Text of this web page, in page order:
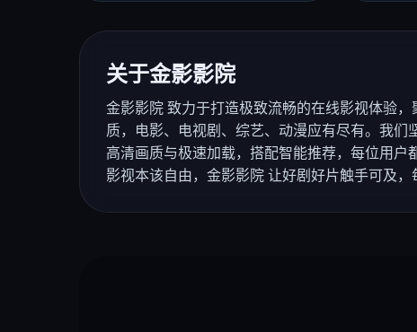
关于金影影院
金影影院 致力于打造极致流畅的在线影视体验
质，电影、电视剧、综艺、动漫应有尽有。我们
高清画质与极速加载，搭配智能推荐，每位用
影视本该自由，金影影院 让好剧好片触手可及，